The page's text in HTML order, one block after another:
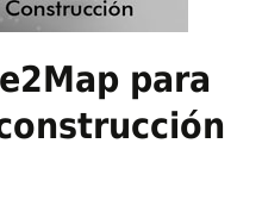
para